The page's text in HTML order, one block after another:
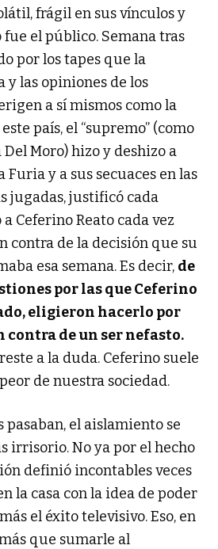
frágil en sus vínculos y
el público. Semana tras
por los tapes que la
y las opiniones de los
a sí mismos como la
país, el “supremo” (como
Moro) hizo y deshizo a
Furia y a sus secuaces en las
jugadas, justificó cada
Ceferino Reato cada vez
contra de la decisión que su
esa semana. Es decir, de
por las que Ceferino
eligieron hacerlo por
contra de un ser nefasto.
a la duda. Ceferino suele
de nuestra sociedad.
pasaban, el aislamiento se
irrisorio. No ya por el hecho
definió incontables veces
la casa con la idea de poder
el éxito televisivo. Eso, en
que sumarle al